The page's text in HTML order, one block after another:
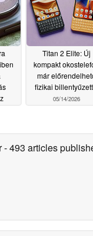
Titan 2 Elite: Új
kompakt
már
fizikai
05/14/2026
- 493 articles